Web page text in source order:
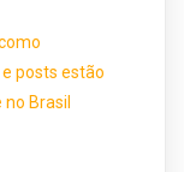
posts estão
Brasil